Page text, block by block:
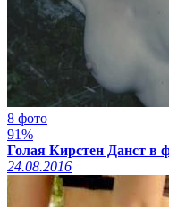
8 фото
91%
Голая Кирстен Данст в
24.08.2016